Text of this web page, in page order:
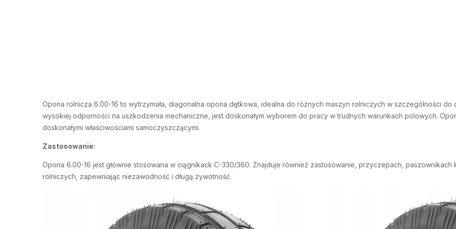
Opona rolnicza 6.00-16 to wytrzymała, diagonalna opona dętkowa, idealna do różnych maszyn rolniczych w szczególności
wysokiej odporności na uszkodzenia mechaniczne, jest doskonałym wyborem do pracy w trudnych warunkach polowych.
doskonałymi właściwościami samoczyszczącymi.
Zastosowanie:
Opona 6.00-16 jest głównie stosowana w ciągnikack C-330/360. Znajduje również zastosowanie, przyczepach, paszownikach
rolniczych, zapewniając niezawodność i długą żywotność.